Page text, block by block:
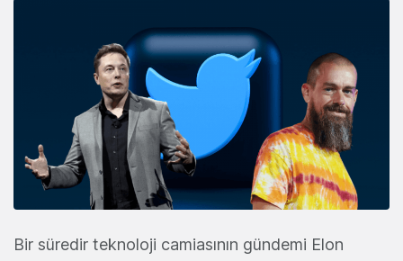
Bir süredir teknoloji camiasının gündemi Elon